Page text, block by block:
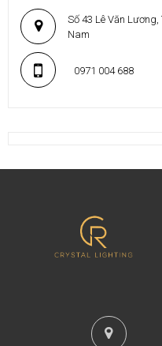
Số 43 Lê Văn
Nam
0971 004 688